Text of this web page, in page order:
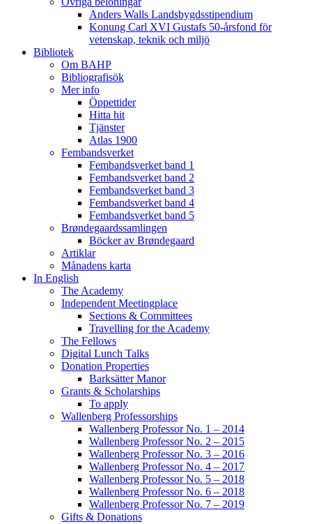
Anders Walls Landsbygdsstipendium
Konung Carl XVI Gustafs 50-årsfond för
vetenskap, teknik och miljö
Bibliotek
Om BAHP
Bibliografisök
Mer info
Öppettider
Hitta hit
Tjänster
Atlas 1900
Fembandsverket
Fembandsverket band 1
Fembandsverket band 2
Fembandsverket band 3
Fembandsverket band 4
Fembandsverket band 5
Brøndegaardssamlingen
Böcker av Brøndegaard
Artiklar
Månadens karta
In English
The Academy
Independent Meetingplace
Sections & Committees
Travelling for the Academy
The Fellows
Digital Lunch Talks
Donation Properties
Barksätter Manor
Grants & Scholarships
To apply
Wallenberg Professorships
Wallenberg Professor No. 1 – 2014
Wallenberg Professor No. 2 – 2015
Wallenberg Professor No. 3 – 2016
Wallenberg Professor No. 4 – 2017
Wallenberg Professor No. 5 – 2018
Wallenberg Professor No. 6 – 2018
Wallenberg Professor No. 7 – 2019
Gifts & Donations